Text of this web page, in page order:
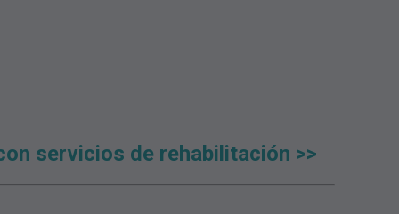
servicios de rehabilitación >>